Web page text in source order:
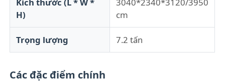
H)
cm
Trọng lượng 7.2 tấn
Các đặc điểm chính